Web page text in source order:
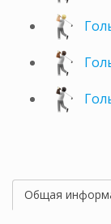
Общая